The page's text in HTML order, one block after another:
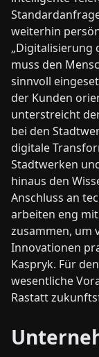
weiterhin
„Digitalisierung
muss den
sinnvoll
der Kunden
unterstreicht
bei den
digitale
Stadtwerken
hinaus den
Anschluss an
arbeiten eng
zusammen, um
Innovationen
Kaspryk. Für
wesentliche
Rastatt